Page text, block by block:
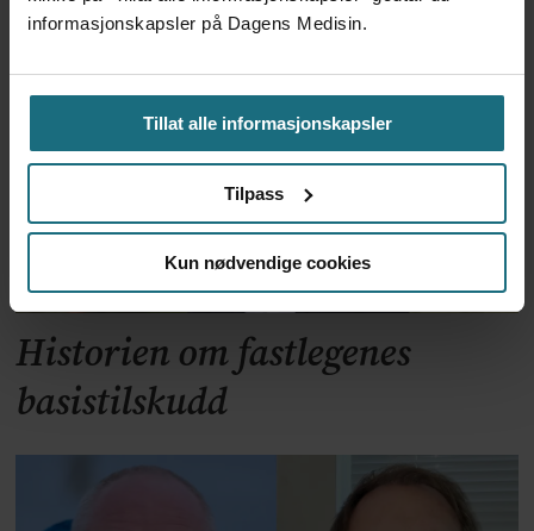
informasjonskapsler på Dagens Medisin.
Tillat alle informasjonskapsler
Tilpass
Kun nødvendige cookies
rammes oftest
Historien om fastlegenes
basistilskudd